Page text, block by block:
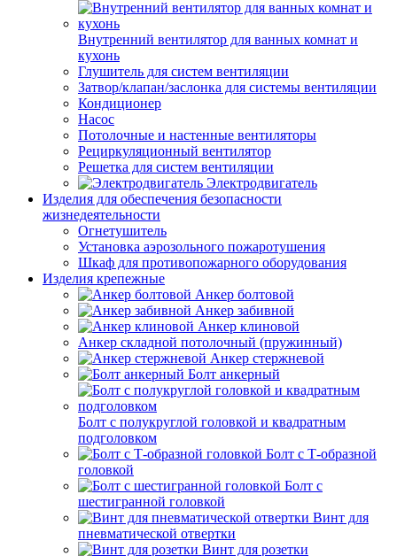
Внутренний вентилятор для ванных комнат и
кухонь
Глушитель для систем вентиляции
Затвор/клапан/заслонка для системы вентиляции
Кондиционер
Насос
Потолочные и настенные вентиляторы
Рециркуляционный вентилятор
Решетка для систем вентиляции
Электродвигатель
Изделия для обеспечения безопасности
жизнедеятельности
Огнетушитель
Установка аэрозольного пожаротушения
Шкаф для противопожарного оборудования
Изделия крепежные
Анкер болтовой
Анкер забивной
Анкер клиновой
Анкер складной потолочный (пружинный)
Анкер стержневой
Болт анкерный
Болт с полукруглой головкой и квадратным
подголовком
Болт с Т-образной
головкой
Болт с
шестигранной головкой
Винт для
пневматической отвертки
Винт для розетки